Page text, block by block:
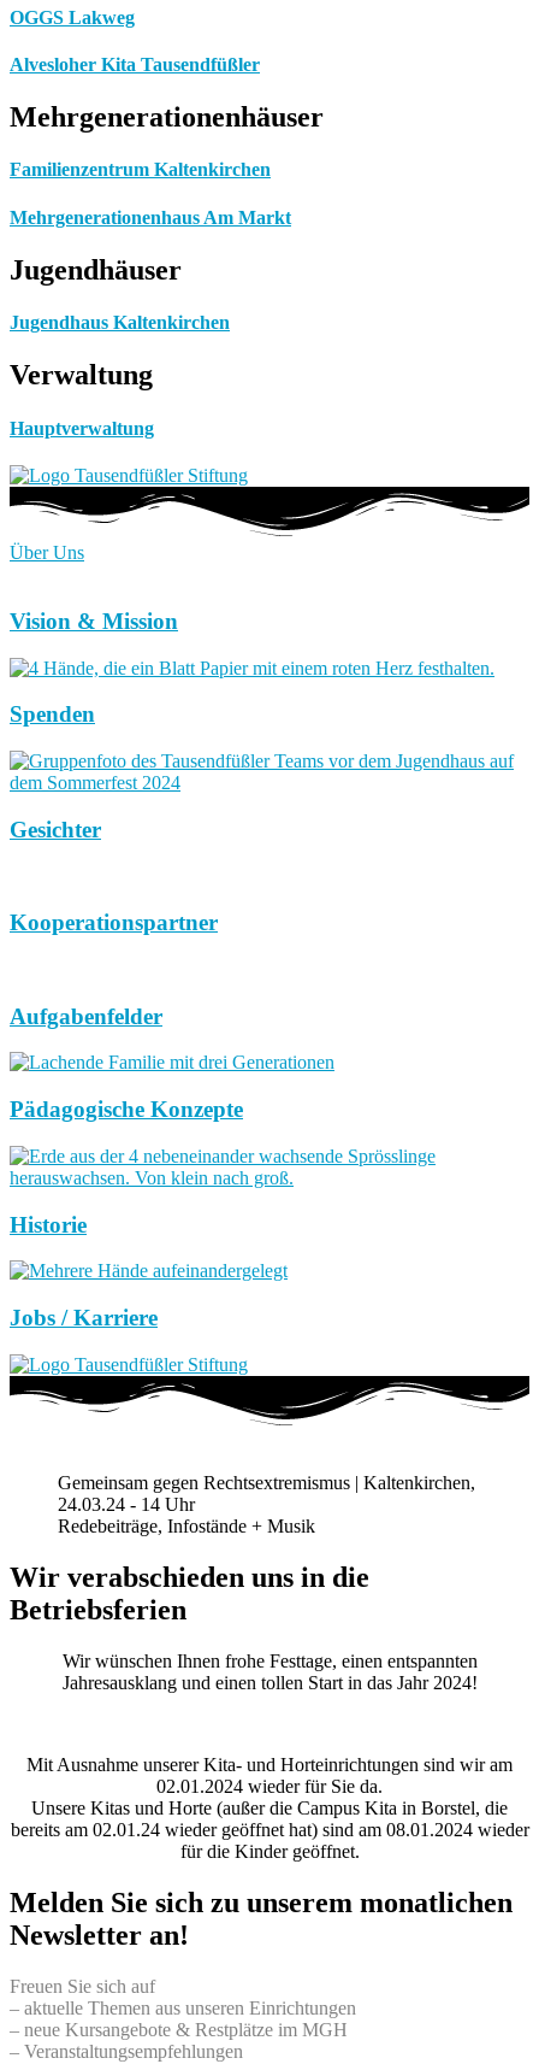
OGGS Lakweg
Alvesloher Kita Tausendfüßler
Mehrgenerationenhäuser
Familienzentrum Kaltenkirchen
Mehrgenerationenhaus Am Markt
Jugendhäuser
Jugendhaus Kaltenkirchen
Verwaltung
Hauptverwaltung
Über Uns
Vision & Mission
Spenden
Gesichter
Kooperationspartner
Aufgabenfelder
Pädagogische Konzepte
Historie
Jobs / Karriere
Gemeinsam gegen Rechtsextremismus | Kaltenkirchen,
24.03.24 - 14 Uhr
Redebeiträge, Infostände + Musik
Wir verabschieden uns in die
Betriebsferien
Wir wünschen Ihnen frohe Festtage, einen entspannten
Jahresausklang und einen tollen Start in das Jahr 2024!
Mit Ausnahme unserer Kita- und Horteinrichtungen sind wir am
02.01.2024 wieder für Sie da.
Unsere Kitas und Horte (außer die Campus Kita in Borstel, die
bereits am 02.01.24 wieder geöffnet hat) sind am 08.01.2024 wieder
für die Kinder geöffnet.
Melden Sie sich zu unserem monatlichen
Newsletter an!
Freuen Sie sich auf
– aktuelle Themen aus unseren Einrichtungen
– neue Kursangebote & Restplätze im MGH
– Veranstaltungsempfehlungen